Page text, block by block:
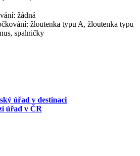
žádná
žloutenka typu A, žloutenka typu
spalničky
úřad v destinaci
úřad v ČR